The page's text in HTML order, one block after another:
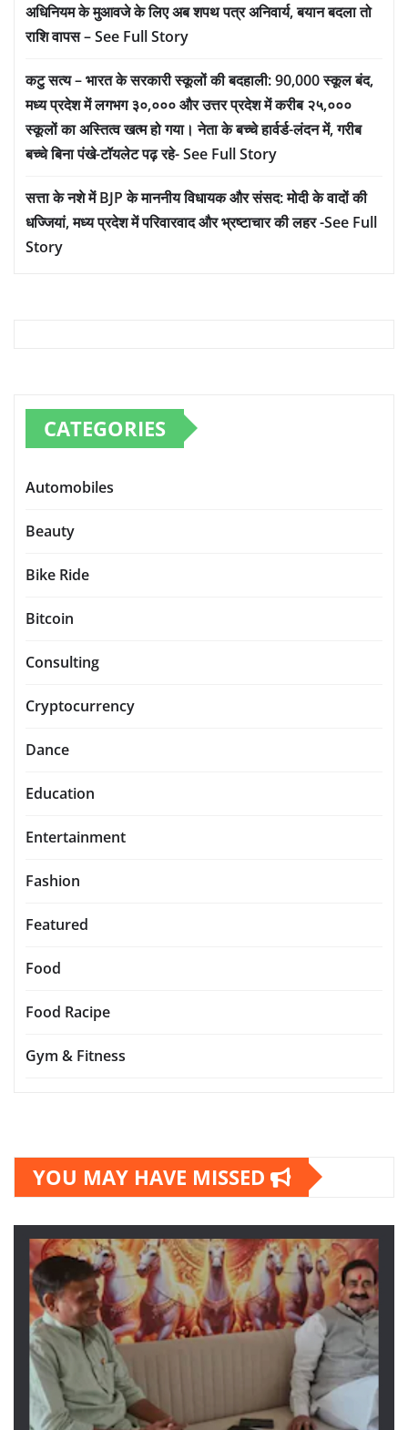
अधिनियम के मुआवजे के लिए अब शपथ पत्र अनिवार्य, बयान बदला तो
राशि वापस – See Full Story
कटु सत्य – भारत के सरकारी स्कूलों की बदहाली: 90,000 स्कूल बंद,
मध्य प्रदेश में लगभग ३०,००० और उत्तर प्रदेश में करीब २५,०००
स्कूलों का अस्तित्व खत्म हो गया। नेता के बच्चे हार्वर्ड-लंदन में, गरीब
बच्चे बिना पंखे-टॉयलेट पढ़ रहे- See Full Story
सत्ता के नशे में BJP के माननीय विधायक और संसद: मोदी के वादों की
धज्जियां, मध्य प्रदेश में परिवारवाद और भ्रष्टाचार की लहर -See Full
Story
CATEGORIES
Automobiles
Beauty
Bike Ride
Bitcoin
Consulting
Cryptocurrency
Dance
Education
Entertainment
Fashion
Featured
Food
Food Racipe
Gym & Fitness
YOU MAY HAVE MISSED